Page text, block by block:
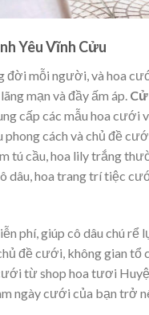
Yêu Vĩnh Cửu
mỗi người, và hoa
mạn và đầy ấm áp.
cấp các mẫu hoa cưới
cách và chủ đề
tú cầu, hoa lily trắng
dâu, hoa trang trí tiệc
phí, giúp cô dâu chú rể
đề cưới, không gian tổ
từ shop hoa tươi
ngày cưới của bạn trở